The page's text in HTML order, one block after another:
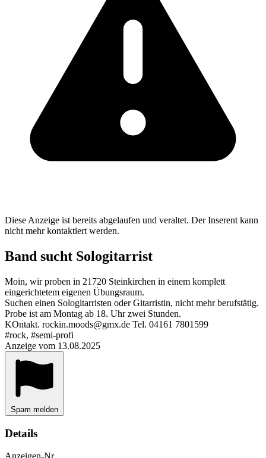
Diese Anzeige ist bereits abgelaufen und veraltet. Der Inserent kann
nicht mehr kontaktiert werden.
Band sucht Sologitarrist
Moin, wir proben in 21720 Steinkirchen in einem komplett
eingerichtetem eigenen Übungsraum.
Suchen einen Sologitarristen oder Gitarristin, nicht mehr berufstätig.
Probe ist am Montag ab 18. Uhr zwei Stunden.
KOntakt. rockin.moods@gmx.de Tel. 04161 7801599
#rock, #semi-profi
Anzeige vom 13.08.2025
Spam melden
Details